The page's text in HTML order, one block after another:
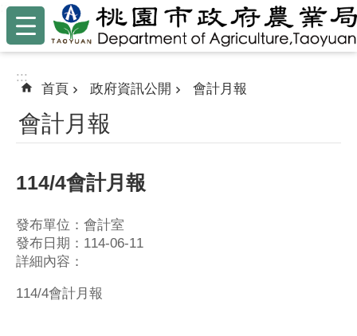
跳到主要內容區塊
:::
:::
首頁 政府資訊公開 會計月報
會計月報
114/4會計月報
發布單位：會計室
發布日期：114-06-11
詳細內容：
114/4會計月報